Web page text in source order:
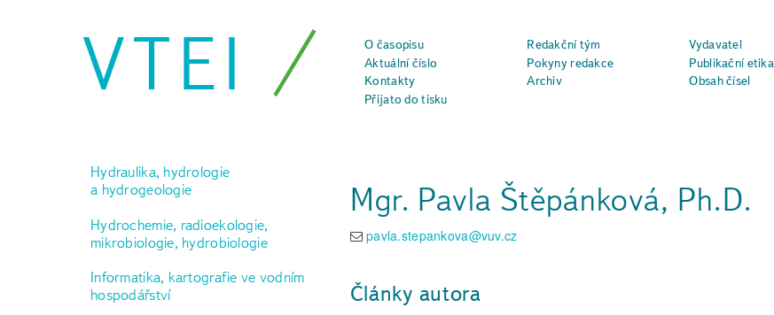
VTEI O časopisu Redakční tým
Vydavatel
Aktuální číslo
Pokyny redakce
Publikační etika
Kontakty
Archiv
Obsah čísel
Přijato do tisku
Hydraulika, hydrologie
a hydrogeologie
Hydrochemie, radioekologie,
mikrobiologie, hydrobiologie
Informatika, kartografie ve vodním
hospodářství
Mgr. Pavla Štěpánková, Ph.D.
pavla.stepankova@vuv.cz
Články autora